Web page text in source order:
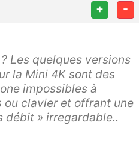
+ -
Les quelques versions
la Mini 4K sont des
impossibles à
ou clavier et offrant une
débit » irregardable..